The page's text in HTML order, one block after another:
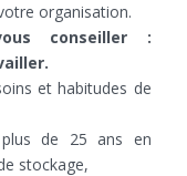
organisation.
conseiller :
et habitudes de
de 25 ans en
stockage,